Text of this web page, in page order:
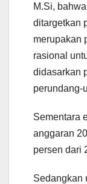
M.Si,
ditargetkan
merupakan
rasional
didasarkan
perundang-
Sementara
anggaran
persen dari
Sedangkan